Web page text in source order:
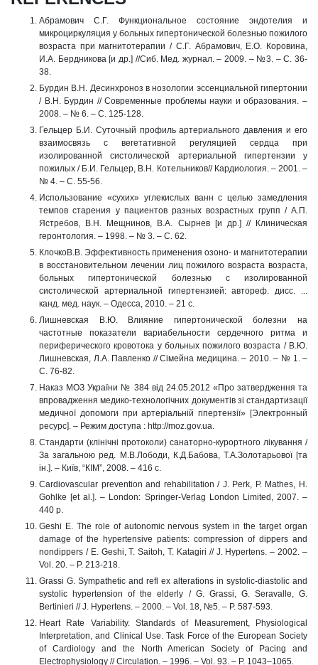
Абрамович С.Г. Функциональное состояние эндотелия и
микроциркуляция у больных гипертонической болезнью пожилого
возраста при магнитотерапии / С.Г. Абрамович, Е.О. Коровина,
И.А. Бердникова [и др.] //Сиб. Мед. журнал. – 2009. – №3. – С. 36-
38.
Бурдин В.Н. Десинхроноз в нозологии эссенциальной гипертонии
/ В.Н. Бурдин // Современные проблемы науки и образования. –
2008. – № 6. – С. 125-128.
Гельцер Б.И. Суточный профиль артериального давления и его
взаимосвязь с вегетативной регуляцией сердца при
изолированной систолической артериальной гипертензии у
пожилых / Б.И. Гельцер, В.Н. Котельников// Кардиология. – 2001. –
№ 4. – С. 55-56.
Использование «сухих» углекислых ванн с целью замедления
темпов старения у пациентов разных возрастных групп / А.П.
Ястребов, В.Н. Мещнинов, В.А. Сырнев [и др.] // Клиническая
геронтология. – 1998. – № 3. – С. 62.
КлочкоВ.В. Эффективность применения озоно- и магнитотерапии
в восстановительном лечении лиц пожилого возраста возраста,
больных гипертонической болезнью с изолированной
систолической артериальной гипертензией: автореф. дисс. ...
канд. мед. наук. – Одесса, 2010. – 21 с.
Лишневская В.Ю. Влияние гипертонической болезни на
частотные показатели вариабельности сердечного ритма и
периферического кровотока у больных пожилого возраста / В.Ю.
Лишневская, Л.А. Павленко // Сімейна медицина. – 2010. – № 1. –
С. 76-82.
Наказ МОЗ України № 384 від 24.05.2012 «Про затвердження та
впровадження медико-технологічних документів зі стандартизації
медичної допомоги при артеріальній гіпертензії» [Электронный
ресурс]. – Режим доступа : http://moz.gov.ua.
Стандарти (клінічні протоколи) санаторно-курортного лікування /
За загальною ред. М.В.Лободи, К.Д.Бабова, Т.А.Золотарьової [та
ін.]. – Київ, “КІМ”, 2008. – 416 с.
Cardiovascular prevention and rehabilitation / J. Perk, P. Mathes, H.
Gohlke [et al.]. – London: Springer-Verlag London Limited, 2007. –
440 р.
Geshi E. The role of autonomic nervous system in the target organ
damage of the hypertensive patients: compression of dippers and
nondippers / E. Geshi, Т. Saitoh, T. Katagiri // J. Hypertens. – 2002. –
Vol. 20. – P. 213-218.
Grassi G. Sympathetic and refl ex alterations in systolic-diastolic and
systolic hypertension of the elderly / G. Grassi, G. Seravalle, G.
Bertinieri // J. Hypertens. – 2000. – Vol. 18, №5. – P. 587-593.
Heart Rate Variability. Standards of Measurement, Physiological
Interpretation, and Clinical Use. Task Force of the European Society
of Cardiology and the North American Society of Pacing and
Electrophysiology // Circulation. – 1996. – Vol. 93. – P. 1043–1065.